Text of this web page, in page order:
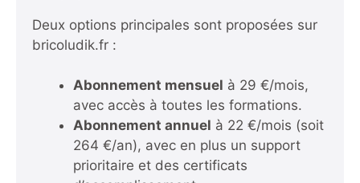
Deux options principales sont proposées sur
bricoludik.fr :
Abonnement mensuel à 29 €/mois,
avec accès à toutes les formations.
Abonnement annuel à 22 €/mois (soit
264 €/an), avec en plus un support
prioritaire et des certificats